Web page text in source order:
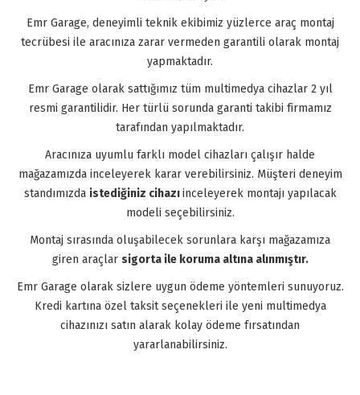
Emr Garage, deneyimli teknik ekibimiz yüzlerce araç montaj
tecrübesi ile aracınıza zarar vermeden garantili olarak montaj
yapmaktadır.
Emr Garage olarak sattığımız tüm multimedya cihazlar 2 yıl
resmi garantilidir. Her türlü sorunda garanti takibi firmamız
tarafından yapılmaktadır.
Aracınıza uyumlu farklı model cihazları çalışır halde
mağazamızda inceleyerek karar verebilirsiniz. Müşteri deneyim
standımızda istediğiniz cihazıinceleyerek montajı yapılacak
modeli seçebilirsiniz.
Montaj sırasında oluşabilecek sorunlara karşı mağazamıza
giren araçlar sigorta ile koruma altına alınmıştır.
Emr Garage olarak sizlere uygun ödeme yöntemleri sunuyoruz.
Kredi kartına özel taksit seçenekleri ile yeni multimedya
cihazınızı satın alarak kolay ödeme fırsatından
yararlanabilirsiniz.